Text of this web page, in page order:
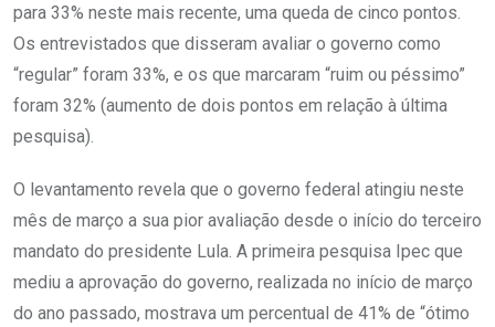
para 33% neste mais recente, uma queda de cinco pontos.
Os entrevistados que disseram avaliar o governo como
“regular” foram 33%, e os que marcaram “ruim ou péssimo”
foram 32% (aumento de dois pontos em relação à última
pesquisa).
O levantamento revela que o governo federal atingiu neste
mês de março a sua pior avaliação desde o início do terceiro
mandato do presidente Lula. A primeira pesquisa Ipec que
mediu a aprovação do governo, realizada no início de março
do ano passado, mostrava um percentual de 41% de “ótimo